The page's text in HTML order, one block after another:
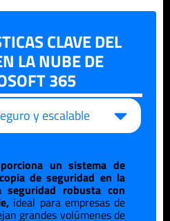
CLAVE DEL
LA NUBE DE
365
y escalable
un sistema de
de seguridad en la
seguridad robusta con
ideal para empresas de
grandes volúmenes de